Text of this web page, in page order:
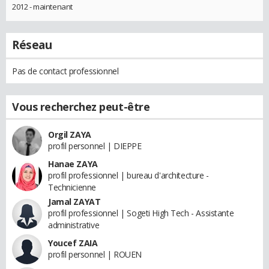
2012 - maintenant
Réseau
Pas de contact professionnel
Vous recherchez peut-être
Orgil ZAYA
profil personnel | DIEPPE
Hanae ZAYA
profil professionnel | bureau d'architecture -
Technicienne
Jamal ZAYAT
profil professionnel | Sogeti High Tech - Assistante
administrative
Youcef ZAIA
profil personnel | ROUEN